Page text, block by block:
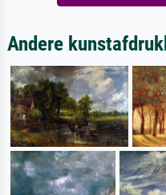
Andere